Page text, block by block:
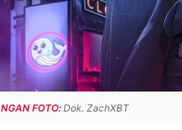
FOTO:Dok. ZachXBT